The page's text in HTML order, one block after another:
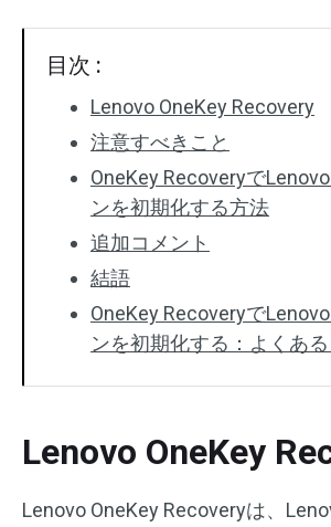
目次 :
Lenovo OneKey Recovery
注意すべきこと
OneKey Recoveryで
ンを初期化する方法
追加コメント
結語
OneKey Recoveryで
ンを初期化する：よくあ
Lenovo OneKey
Lenovo OneKey Recoveryは、